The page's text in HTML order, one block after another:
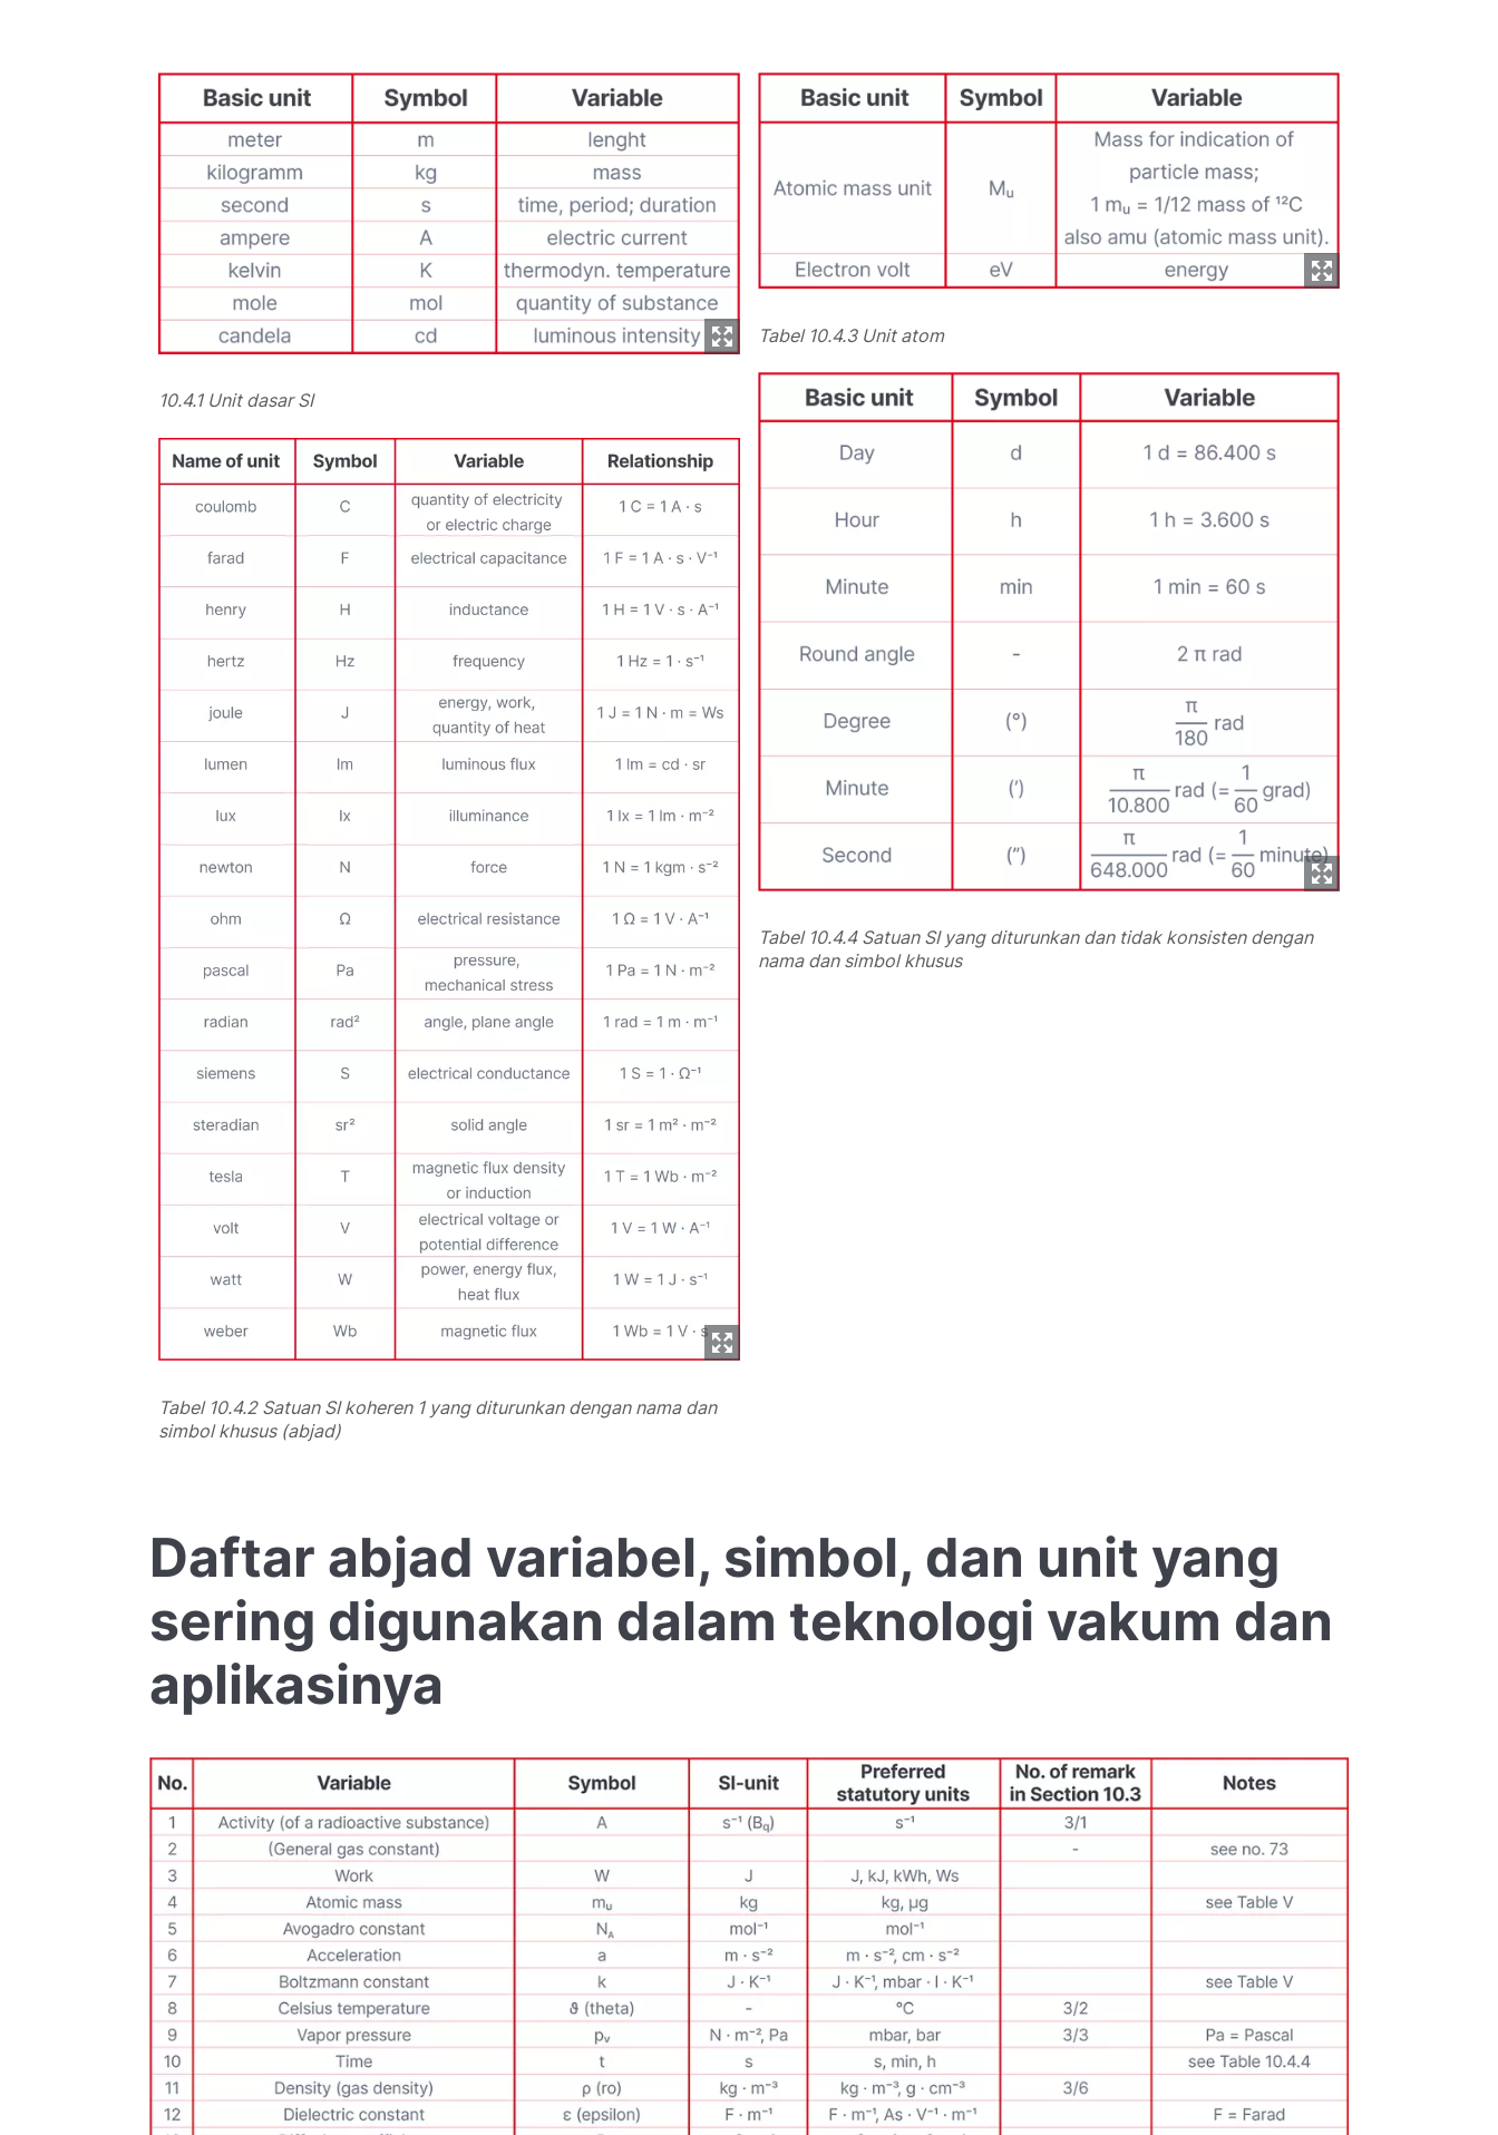
10.4.1 Unit dasar SI
Tabel 10.4.2 Satuan SI koheren 1 yang diturunkan dengan nama dan
simbol khusus (abjad)
Tabel 10.4.3 Unit atom
Tabel 10.4.4 Satuan SI yang diturunkan dan tidak konsisten dengan
nama dan simbol khusus
Daftar abjad variabel, simbol, dan unit yang
sering digunakan dalam teknologi vakum dan
aplikasinya